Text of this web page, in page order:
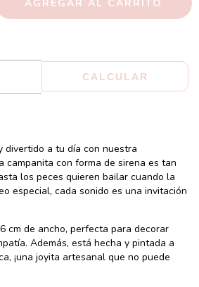
CALCULAR
divertido a tu día con nuestra
campanita con forma de sirena es tan
los peces quieren bailar cuando la
especial, cada sonido es una invitación
cm de ancho, perfecta para decorar
Además, está hecha y pintada a
¡una joyita artesanal que no puede